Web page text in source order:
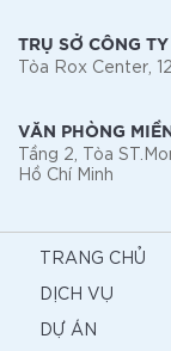
TRỤ SỞ CÔNG TY
Tòa Rox Center,
VĂN PHÒNG
Tầng 2, Tòa
Hồ Chí Minh
TRANG CHỦ
DỊCH VỤ
DỰ ÁN